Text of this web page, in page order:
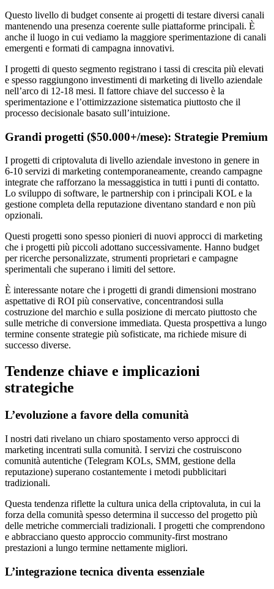
Questo livello di budget consente ai progetti di testare diversi canali
mantenendo una presenza coerente sulle piattaforme principali. È
anche il luogo in cui vediamo la maggiore sperimentazione di canali
emergenti e formati di campagna innovativi.
I progetti di questo segmento registrano i tassi di crescita più elevati
e spesso raggiungono investimenti di marketing di livello aziendale
nell’arco di 12-18 mesi. Il fattore chiave del successo è la
sperimentazione e l’ottimizzazione sistematica piuttosto che il
processo decisionale basato sull’intuizione.
Grandi progetti ($50.000+/mese): Strategie Premium
I progetti di criptovaluta di livello aziendale investono in genere in
6-10 servizi di marketing contemporaneamente, creando campagne
integrate che rafforzano la messaggistica in tutti i punti di contatto.
Lo sviluppo di software, le partnership con i principali KOL e la
gestione completa della reputazione diventano standard e non più
opzionali.
Questi progetti sono spesso pionieri di nuovi approcci di marketing
che i progetti più piccoli adottano successivamente. Hanno budget
per ricerche personalizzate, strumenti proprietari e campagne
sperimentali che superano i limiti del settore.
È interessante notare che i progetti di grandi dimensioni mostrano
aspettative di ROI più conservative, concentrandosi sulla
costruzione del marchio e sulla posizione di mercato piuttosto che
sulle metriche di conversione immediata. Questa prospettiva a lungo
termine consente strategie più sofisticate, ma richiede misure di
successo diverse.
Tendenze chiave e implicazioni
strategiche
L’evoluzione a favore della comunità
I nostri dati rivelano un chiaro spostamento verso approcci di
marketing incentrati sulla comunità. I servizi che costruiscono
comunità autentiche (Telegram KOLs, SMM, gestione della
reputazione) superano costantemente i metodi pubblicitari
tradizionali.
Questa tendenza riflette la cultura unica della criptovaluta, in cui la
forza della comunità spesso determina il successo del progetto più
delle metriche commerciali tradizionali. I progetti che comprendono
e abbracciano questo approccio community-first mostrano
prestazioni a lungo termine nettamente migliori.
L’integrazione tecnica diventa essenziale